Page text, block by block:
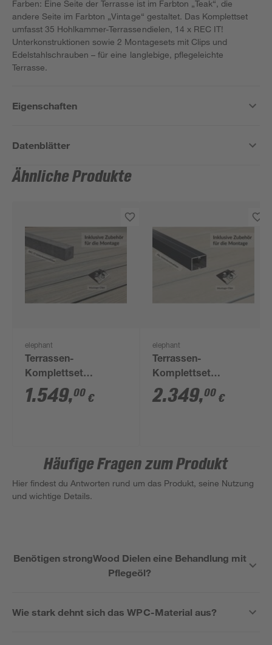
Farben: Eine Seite der Terrasse ist im Farbton „Teak“, die
andere Seite im Farbton „Vintage“ gestaltet. Das Komplettset
umfasst 35 Hohlkammer-Terrassendielen, 14 x REC IT!
Unterkonstruktionen sowie 2 Montagesets mit Clips und
Edelstahlschrauben – für eine langlebige, pflegeleichte
Terrasse.
Eigenschaften
Datenblätter
Ähnliche Produkte
elephant
Terrassen-
Komplettset
'strongWood light db'
teakfarben/vintage 12
1.549,00 €
elephant
Terrassen-
Komplettset
'strongWood solid db'
muschelfarben/
2.349,00 €
Häufige Fragen zum Produkt
Hier findest du Antworten rund um das Produkt, seine Nutzung
und wichtige Details.
Benötigen strongWood Dielen eine Behandlung mit
Pflegeöl?
Wie stark dehnt sich das WPC-Material aus?